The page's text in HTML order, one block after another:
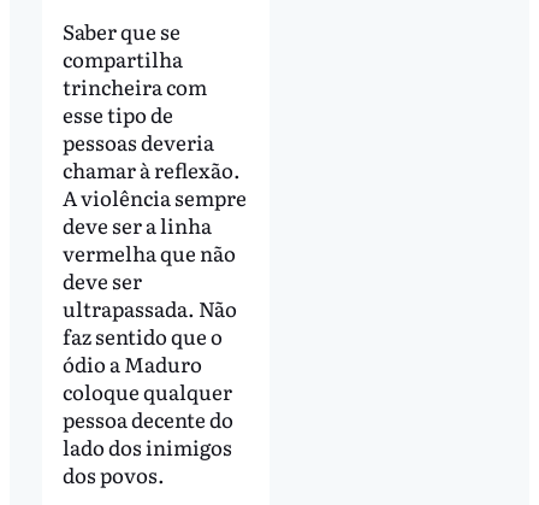
Saber que se
compartilha
trincheira com
esse tipo de
pessoas deveria
chamar à reflexão.
A violência sempre
deve ser a linha
vermelha que não
deve ser
ultrapassada. Não
faz sentido que o
ódio a Maduro
coloque qualquer
pessoa decente do
lado dos inimigos
dos povos.